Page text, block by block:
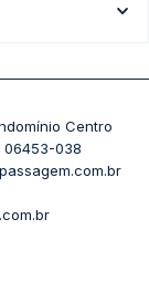
(Tergip)Centro
06453-038